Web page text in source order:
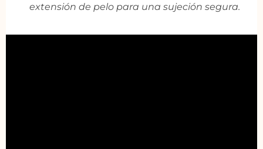
extensión de pelo para una sujeción segura.